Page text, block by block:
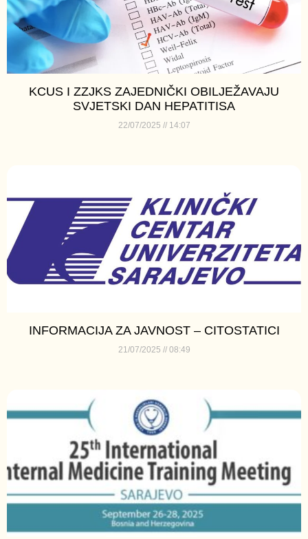
KCUS I ZZJKS ZAJEDNIČKI OBILJEŽAVAJU
SVJETSKI DAN HEPATITISA
22/07/2025 14:07
INFORMACIJA ZA JAVNOST – CITOSTATICI
21/07/2025 08:49